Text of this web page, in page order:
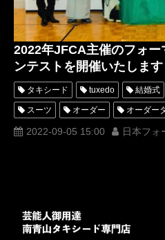
2022年JFCA主催のフォ
ンテストを開催いたします
タキシード tuxedo 結婚式
スーツ オーダー オーダー
レンタルタキシード ロッソネロ
新郎衣装
レンタルタキシード名古屋
2022-09-05 15:00 日本フォ